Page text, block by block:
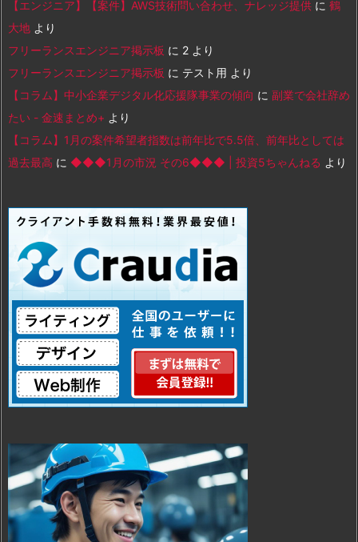
【エンジニア】【案件】AWS技術問い合わせ、ナレッジ提供 に 鶴
大地 より
フリーランスエンジニア掲示板 に 2 より
フリーランスエンジニア掲示板 に テスト用 より
【コラム】中小企業デジタル化応援隊事業の傾向 に 副業で会社辞め
たい - 金速まとめ+ より
【コラム】1月の案件希望者指数は前年比で5.5倍、前年比としては
過去最高 に ◆◆◆1月の市況 その6◆◆◆ | 投資5ちゃんねる より